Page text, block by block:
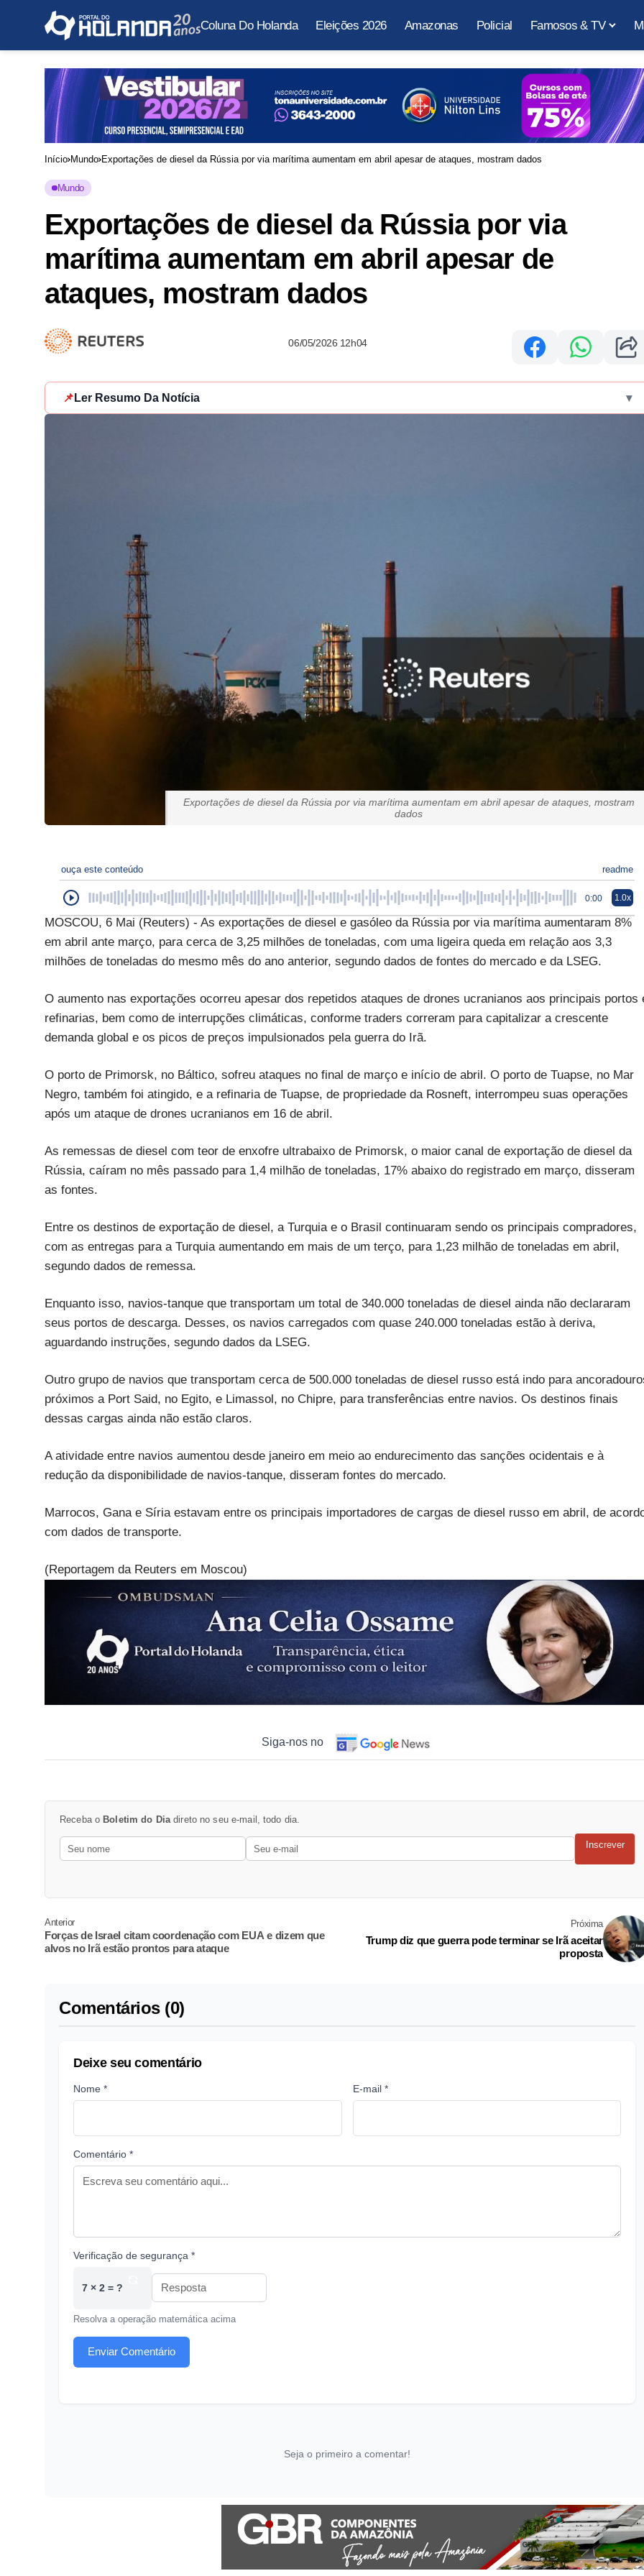
Coluna Do Holanda Eleições 2026 Amazonas Policial Famosos & TV
Início Mundo Exportações de diesel da Rússia por via marítima aumentam em abril apesar de ataques, mostram dados
Mundo
Exportações de diesel da Rússia por via
marítima aumentam em abril apesar de
ataques, mostram dados
06/05/2026 12h04
📌 Ler Resumo Da Notícia ▾
Exportações de diesel da Rússia por via marítima aumentam em abril apesar de ataques, mostram
dados
ouça este conteúdo readme
0:00 1.0x
MOSCOU, 6 Mai (Reuters) - As exportações de diesel e gasóleo da Rússia por via marítima aumentaram 8%
em abril ante março, para cerca de 3,25 milhões de toneladas, com uma ligeira queda em relação aos 3,3
milhões de toneladas do mesmo mês do ano anterior, segundo dados de fontes do mercado e da LSEG.
O aumento nas exportações ocorreu apesar dos repetidos ataques de drones ucranianos aos principais portos
refinarias, bem como de interrupções climáticas, conforme traders correram para capitalizar a crescente
demanda global e os picos de preços impulsionados pela guerra do Irã.
O porto de Primorsk, no Báltico, sofreu ataques no final de março e início de abril. O porto de Tuapse, no Mar
Negro, também foi atingido, e a refinaria de Tuapse, de propriedade da Rosneft, interrompeu suas operações
após um ataque de drones ucranianos em 16 de abril.
As remessas de diesel com teor de enxofre ultrabaixo de Primorsk, o maior canal de exportação de diesel da
Rússia, caíram no mês passado para 1,4 milhão de toneladas, 17% abaixo do registrado em março, disseram
as fontes.
Entre os destinos de exportação de diesel, a Turquia e o Brasil continuaram sendo os principais compradores,
com as entregas para a Turquia aumentando em mais de um terço, para 1,23 milhão de toneladas em abril,
segundo dados de remessa.
Enquanto isso, navios-tanque que transportam um total de 340.000 toneladas de diesel ainda não declararam
seus portos de descarga. Desses, os navios carregados com quase 240.000 toneladas estão à deriva,
aguardando instruções, segundo dados da LSEG.
Outro grupo de navios que transportam cerca de 500.000 toneladas de diesel russo está indo para
próximos a Port Said, no Egito, e Limassol, no Chipre, para transferências entre navios. Os destinos finais
dessas cargas ainda não estão claros.
A atividade entre navios aumentou desde janeiro em meio ao endurecimento das sanções ocidentais e à
redução da disponibilidade de navios-tanque, disseram fontes do mercado.
Marrocos, Gana e Síria estavam entre os principais importadores de cargas de diesel russo em abril, de
com dados de transporte.
(Reportagem da Reuters em Moscou)
Siga-nos no
Receba o Boletim do Dia direto no seu e-mail, todo dia.
Inscrever
Anterior
Forças de Israel citam coordenação com EUA e dizem que
alvos no Irã estão prontos para ataque
Próxima
Trump diz que guerra pode terminar se Irã aceitar
proposta
Comentários (0)
Deixe seu comentário
Nome * E-mail *
Comentário *
Verificação de segurança *
7 × 2 = ?
Resolva a operação matemática acima
Enviar Comentário
Seja o primeiro a comentar!